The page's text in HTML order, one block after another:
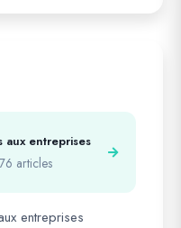
aux entreprises
articles
entreprises